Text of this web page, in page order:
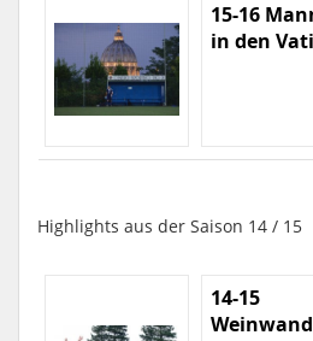
15-16
in den
Highlights aus der Saison 14 / 15
14-15